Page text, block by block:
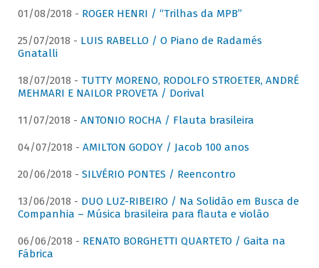
01/08/2018 - ROGER HENRI / “Trilhas da MPB”
25/07/2018 - LUIS RABELLO / O Piano de Radamés
Gnatalli
18/07/2018 - TUTTY MORENO, RODOLFO STROETER, ANDRÉ
MEHMARI E NAILOR PROVETA / Dorival
11/07/2018 - ANTONIO ROCHA / Flauta brasileira
04/07/2018 - AMILTON GODOY / Jacob 100 anos
20/06/2018 - SILVÉRIO PONTES / Reencontro
13/06/2018 - DUO LUZ-RIBEIRO / Na Solidão em Busca de
Companhia – Música brasileira para flauta e violão
06/06/2018 - RENATO BORGHETTI QUARTETO / Gaita na
Fábrica